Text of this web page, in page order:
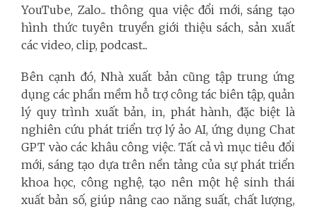
YouTube, Zalo... thông qua việc đổi mới, sáng tạo
hình thức tuyên truyền giới thiệu sách, sản xuất
các video, clip, podcast...
Bên cạnh đó, Nhà xuất bản cũng tập trung ứng
dụng các phần mềm hỗ trợ công tác biên tập, quản
lý quy trình xuất bản, in, phát hành, đặc biệt là
nghiên cứu phát triển trợ lý ảo AI, ứng dụng Chat
GPT vào các khâu công việc. Tất cả vì mục tiêu đổi
mới, sáng tạo dựa trên nền tảng của sự phát triển
khoa học, công nghệ, tạo nên một hệ sinh thái
xuất bản số, giúp nâng cao năng suất, chất lượng,